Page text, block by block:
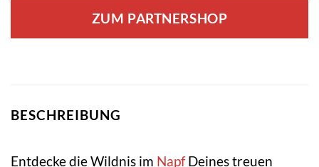
ZUM PARTNERSHOP
BESCHREIBUNG
Entdecke die Wildnis im NapfDeines treuen